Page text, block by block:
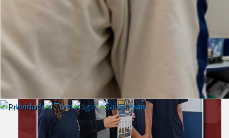
Criatividade e Tecnologia | Saiba mais